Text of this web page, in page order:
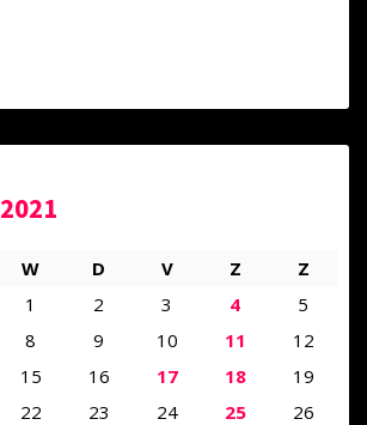
W D V Z
Z
1 2 3 4
5
8 9 10 11
12
15 16 17 18
19
22 23 24 25
26